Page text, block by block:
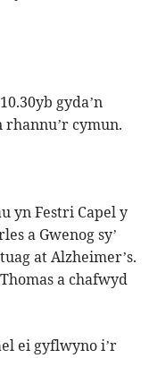
gyda’n
rhannu’r cymun.
yn Festri Capel y
a Gwenog sy’
at Alzheimer’s.
a chafwyd
ei gyflwyno i’r